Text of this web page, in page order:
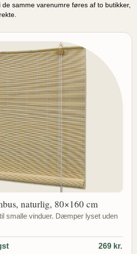
samme varenumre føres af to butikker,
naturlig, 80×160 cm
smalle vinduer. Dæmper lyset uden
269 kr.